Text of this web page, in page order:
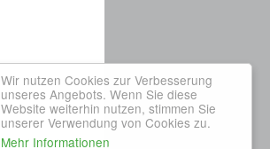
Wir nutzen Cookies zur Verbesserung
unseres Angebots. Wenn Sie diese
Website weiterhin nutzen, stimmen Sie
unserer Verwendung von Cookies zu.
Mehr Informationen